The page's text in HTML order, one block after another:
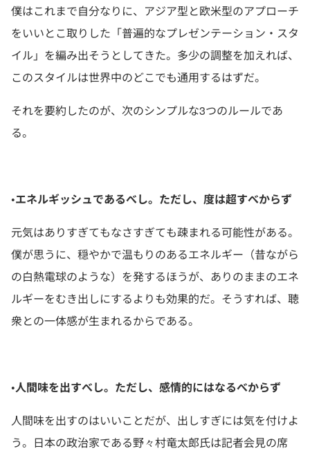
僕はこれまで自分なりに、アジア型と欧米型のアプローチ
をいいとこ取りした「普遍的なプレゼンテーション・スタ
イル」を編み出そうとしてきた。多少の調整を加えれば、
このスタイルは世界中のどこでも通用するはずだ。
それを要約したのが、次のシンプルな3つのルールであ
る。
•エネルギッシュであるべし。ただし、度は超すべからず
元気はありすぎてもなさすぎても疎まれる可能性がある。
僕が思うに、穏やかで温もりのあるエネルギー（昔ながら
の白熱電球のような）を発するほうが、ありのままのエネ
ルギーをむき出しにするよりも効果的だ。そうすれば、聴
衆との一体感が生まれるからである。
•人間味を出すべし。ただし、感情的にはなるべからず
人間味を出すのはいいことだが、出しすぎには気を付けよ
う。日本の政治家である野々村竜太郎氏は記者会見の席